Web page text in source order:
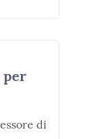
per
di